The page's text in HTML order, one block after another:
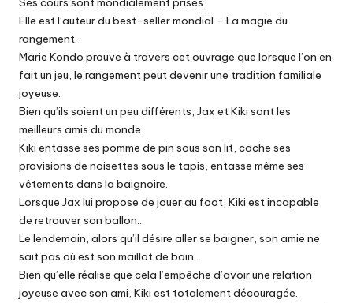
Elle est l’auteur du best-seller mondial – La magie du
rangement.
Marie Kondo prouve à travers cet ouvrage que lorsque l’on en
fait un jeu, le rangement peut devenir une tradition familiale
joyeuse.
Bien qu’ils soient un peu différents, Jax et Kiki sont les
meilleurs amis du monde.
Kiki entasse ses pomme de pin sous son lit, cache ses
provisions de noisettes sous le tapis, entasse même ses
vêtements dans la baignoire.
Lorsque Jax lui propose de jouer au foot, Kiki est incapable
de retrouver son ballon…
Le lendemain, alors qu’il désire aller se baigner, son amie ne
sait pas où est son maillot de bain…
Bien qu’elle réalise que cela l’empêche d’avoir une relation
joyeuse avec son ami, Kiki est totalement découragée.